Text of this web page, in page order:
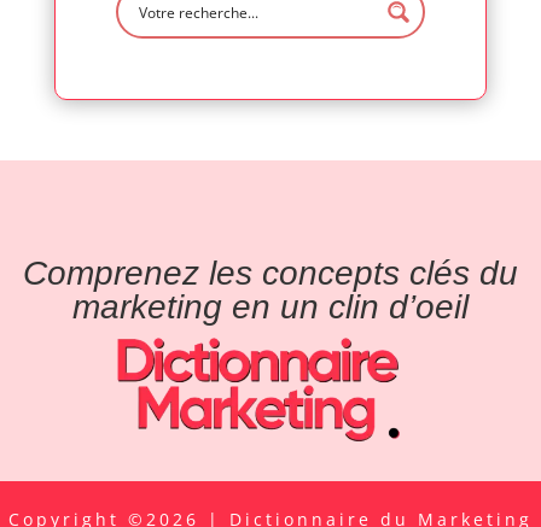
Comprenez les concepts clés du
marketing en un clin d’oeil
Copyright ©2026 | Dictionnaire du Marketing